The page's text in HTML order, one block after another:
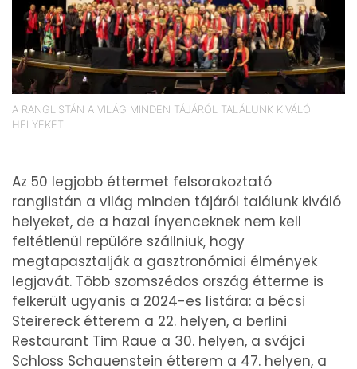
A RANGLISTÁN A VILÁG MINDEN TÁJÁRÓL TALÁLUNK KIVÁLÓ
HELYEKET
Az 50 legjobb éttermet felsorakoztató
ranglistán a világ minden tájáról találunk kiváló
helyeket, de a hazai ínyenceknek nem kell
feltétlenül repülőre szállniuk, hogy
megtapasztalják a gasztronómiai élmények
legjavát. Több szomszédos ország étterme is
felkerült ugyanis a 2024-es listára: a bécsi
Steirereck étterem a 22. helyen, a berlini
Restaurant Tim Raue a 30. helyen, a svájci
Schloss Schauenstein étterem a 47. helyen, a